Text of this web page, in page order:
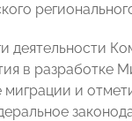
деятельности
в разработке
и